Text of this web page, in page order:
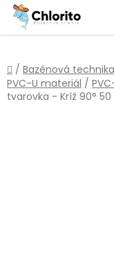
Prejsť
obsah
Domov
/ Bazénová technika
PVC-U materiál /
tvarovka - Kríž 90°